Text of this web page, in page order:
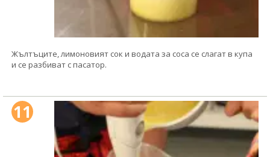
Жълтъците, лимоновият сок и водата за соса се слагат в купа
и се разбиват с пасатор.
11